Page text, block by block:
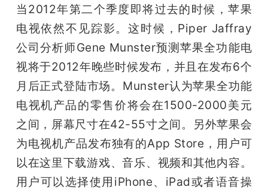
当2012年第二个季度即将过去的时候，苹果
电视依然不见踪影。这时候，Piper Jaffray
公司分析师Gene Munster预测苹果全功能电
视将于2012年晚些时候发布，并且在发布6个
月后正式登陆市场。Munster认为苹果全功能
电视机产品的零售价将会在1500-2000美元
之间，屏幕尺寸在42-55寸之间。另外苹果会
为电视机产品发布独有的App Store，用户可
以在这里下载游戏、音乐、视频和其他内容。
用户可以选择使用iPhone、iPad或者语音操